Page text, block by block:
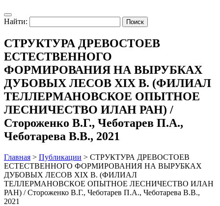
Найти:
СТРУКТУРА ДРЕВОСТОЕВ
ЕСТЕСТВЕННОГО
ФОРМИРОВАНИЯ НА ВЫРУБКАХ
ДУБОВЫХ ЛЕСОВ XIX В. (ФИЛИАЛ
ТЕЛЛЕРМАНОВСКОЕ ОПЫТНОЕ
ЛЕСНИЧЕСТВО ИЛАН РАН) /
Стороженко В.Г., Чеботарев П.А.,
Чеботарева В.В., 2021
Главная > Публикации > СТРУКТУРА ДРЕВОСТОЕВ
ЕСТЕСТВЕННОГО ФОРМИРОВАНИЯ НА ВЫРУБКАХ
ДУБОВЫХ ЛЕСОВ XIX В. (ФИЛИАЛ
ТЕЛЛЕРМАНОВСКОЕ ОПЫТНОЕ ЛЕСНИЧЕСТВО ИЛАН
РАН) / Стороженко В.Г., Чеботарев П.А., Чеботарева В.В.,
2021